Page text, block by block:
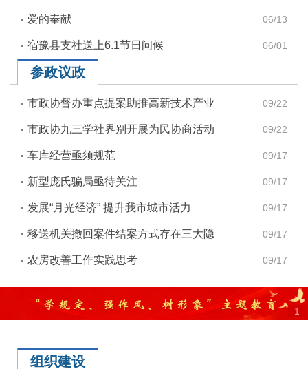
06/13
爱的奉献
06/01
宿豫县支社送上6.1节日问候
参政议政
09/22
市政协督办重点提案助推高新技术产业
发展 09/22
市政协九三学社界别开展为民协商活动
09/17
车库经营亟须规范
09/17
新型庞氏骗局亟待关注
09/17
发展“月光经济” 提升我市城市活力
09/17
移送机关撤回案件结案方式存在三大隐
患需引起重视 09/17
农房改善工作实践思考
1
组织建设